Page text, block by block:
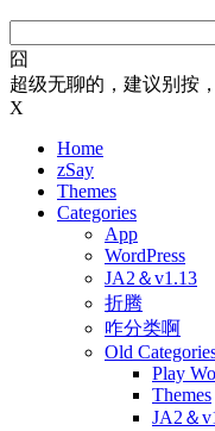
索：
囧
超级无聊的，建议别按
X
Home
zSay
Themes
Categories
App
WordPress
JA2＆v1.13
折腾
咋分类啊
Old
Play
Themes
JA2＆